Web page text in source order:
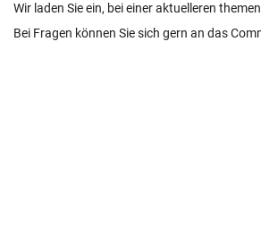
Wir laden Sie ein, bei einer aktuelleren
Bei Fragen können Sie sich gern an das